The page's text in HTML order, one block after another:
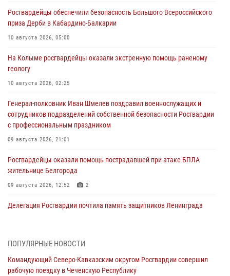
Росгвардейцы обеспечили безопасность Большого Всероссийского
приза Дерби в Кабардино-Балкарии
10 августа 2026, 05:00
На Колыме росгвардейцы оказали экстренную помощь раненому
геологу
10 августа 2026, 02:25
Генерал-полковник Иван Шмелев поздравил военнослужащих и
сотрудников подразделений собственной безопасности Росгвардии
с профессиональным праздником
09 августа 2026, 21:01
Росгвардейцы оказали помощь пострадавшей при атаке БПЛА
жительнице Белгорода
09 августа 2026, 12:52 2
Делегация Росгвардии почтила память защитников Ленинграда
«Я расскажу вам о Герое»: подвиг Героя России Сергея Перца
09 августа 2026, 11:00
ПОПУЛЯРНЫЕ НОВОСТИ
Командующий Северо-Кавказским округом Росгвардии совершил
рабочую поездку в Чеченскую Республику